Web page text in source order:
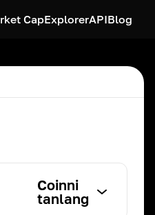
CapExplorerAPIBlog
Coinni
tanlang